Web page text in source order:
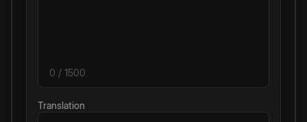
0 / 1500
Translation